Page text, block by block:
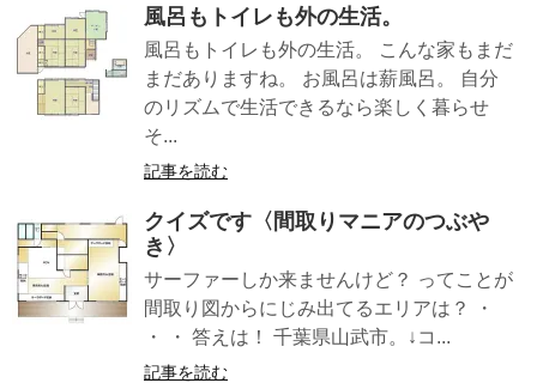
風呂もトイレも外の生活。
風呂もトイレも外の生活。 こんな家もまだ
まだありますね。 お風呂は薪風呂。 自分
のリズムで生活できるなら楽しく暮らせ
そ...
記事を読む
クイズです〈間取りマニアのつぶや
き〉
サーファーしか来ませんけど？ ってことが
間取り図からにじみ出てるエリアは？ ・
・ ・ 答えは！ 千葉県山武市。↓コ...
記事を読む